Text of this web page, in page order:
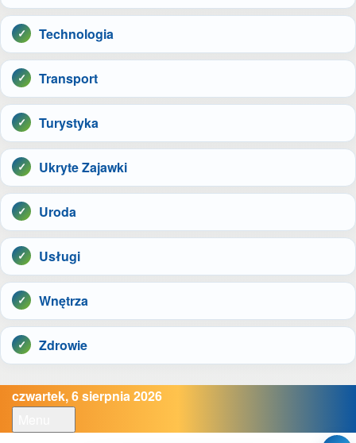
Technologia
Transport
Turystyka
Ukryte Zajawki
Uroda
Usługi
Wnętrza
Zdrowie
czwartek, 6 sierpnia 2026